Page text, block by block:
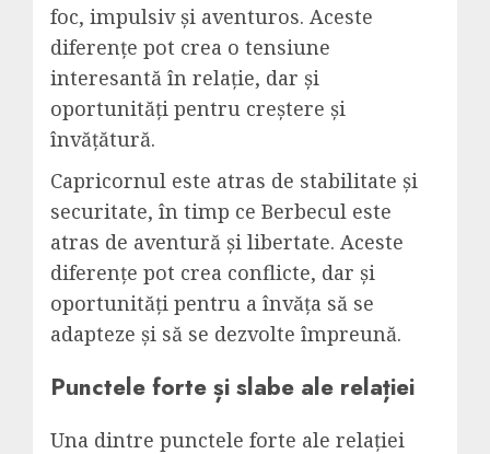
foc, impulsiv și aventuros. Aceste
diferențe pot crea o tensiune
interesantă în relație, dar și
oportunități pentru creștere și
învățătură.
Capricornul este atras de stabilitate și
securitate, în timp ce Berbecul este
atras de aventură și libertate. Aceste
diferențe pot crea conflicte, dar și
oportunități pentru a învăța să se
adapteze și să se dezvolte împreună.
Punctele forte și slabe ale relației
Una dintre punctele forte ale relației